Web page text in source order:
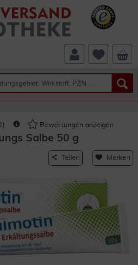
) Bewertungen anzeigen
Salbe 50 g
Teilen Merken